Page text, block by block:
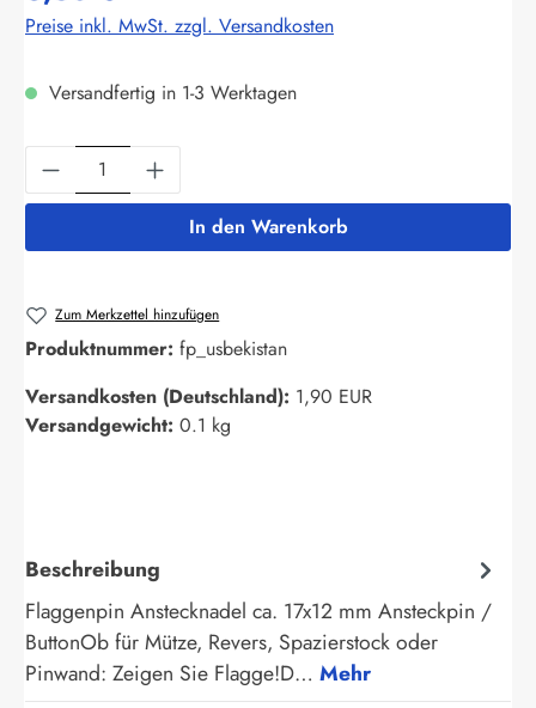
Preise inkl. MwSt. zzgl. Versandkosten
Versandfertig in 1-3 Werktagen
Produkt Anzahl: Gib den gewünschten
In den Warenkorb
Zum Merkzettel hinzufügen
Produktnummer: fp_usbekistan
Versandkosten (Deutschland): 1,90 EUR
Versandgewicht: 0.1 kg
Beschreibung
Flaggenpin Anstecknadel ca. 17x12 mm Ansteckpin /
ButtonOb für Mütze, Revers, Spazierstock oder
Pinwand: Zeigen Sie Flagge!D… Mehr